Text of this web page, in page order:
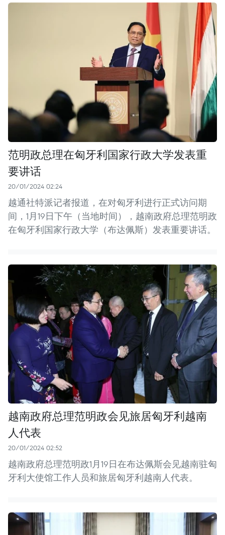
范明政总理在匈牙利国家行政大学发表重
要讲话
20/01/2024 02:24
越通社特派记者报道，在对匈牙利进行正式访问期
间，1月19日下午（当地时间），越南政府总理范明政
在匈牙利国家行政大学（布达佩斯）发表重要讲话。
越南政府总理范明政会见旅居匈牙利越南
人代表
20/01/2024 02:52
越南政府总理范明政1月19日在布达佩斯会见越南驻匈
牙利大使馆工作人员和旅居匈牙利越南人代表。